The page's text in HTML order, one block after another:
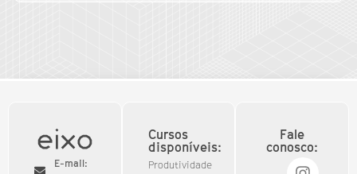
E-mail:
Cursos
disponíveis:
Produtividade
Fale
conosco: